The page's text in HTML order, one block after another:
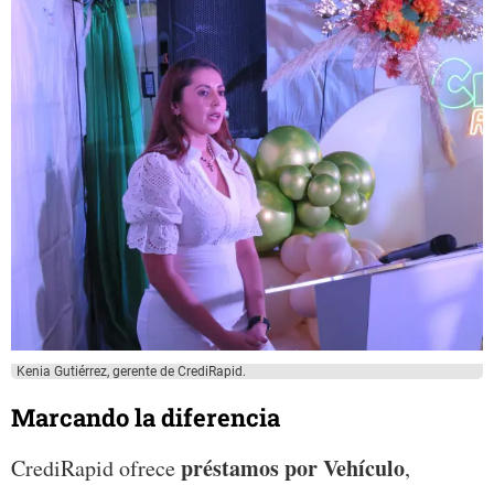
Kenia Gutiérrez, gerente de CrediRapid.
Marcando la diferencia
CrediRapid ofrecepréstamos por Vehículo,